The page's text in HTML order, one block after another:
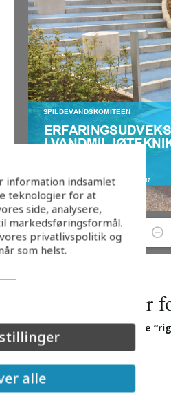
1/32
Indhold (klik her
Leder:Bruger vi modellerne
Indbydelse til Temadag
Referat fra Årsmødet
Kalender
information indsamlet
teknologier for at
side, analysere,
markedsføringsformål.
privatlivspolitik og
som helst.
alle